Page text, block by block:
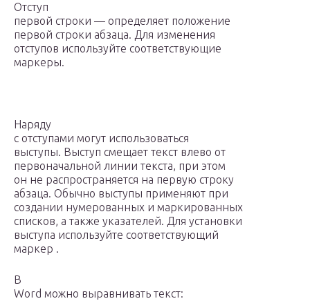
Отступ
первой строки — определяет положение
первой строки абзаца. Для изменения
отступов используйте соответствующие
маркеры.
Наряду
с отступами могут использоваться
выступы. Выступ смещает текст влево от
первоначальной линии текста, при этом
он не распространяется на первую строку
абзаца. Обычно выступы применяют при
создании нумерованных и маркированных
списков, а также указателей. Для установки
выступа используйте соответствующий
маркер .
В
Word можно выравнивать текст: